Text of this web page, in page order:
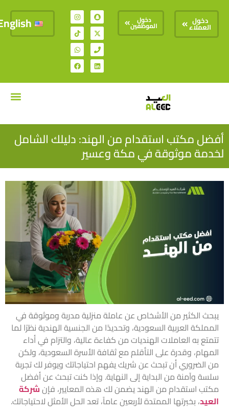
دخول
العملاء
دخول
الموظفين English
أفضل مكتب استقدام من الهند: دليلك الشامل
لخدمة موثوقة في مكة وعسير
يبحث الكثير من الأشخاص عن عاملة منزلية مدربة وموثوقة في
المملكة العربية السعودية، وتحديدًا من الجنسية الهندية نظرًا لما
تتمتع به العاملات الهنديات من كفاءة عالية، والتزام في أداء
المهام، وقدرة على التأقلم مع ثقافة الأسرة السعودية، ولكن
من الضروري أن تبحث عن شريك يفهم احتياجاتك ويوفر لك تجربة
سلسة وآمنة من البداية إلى النهاية. وإذا كنت تبحث عن أفضل
مكتب استقدام من الهند يضمن لك هذه المعايير، فإنشركة
العيد، بخبرتها الممتدة لأربعين عاماً، تعد الحل الأمثل لاحتياجاتك.